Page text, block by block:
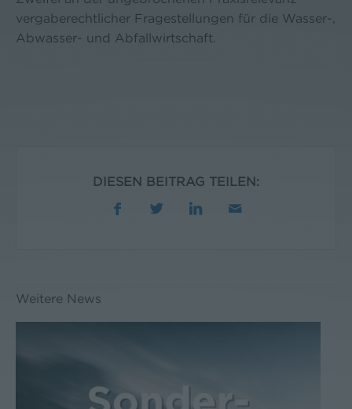
vergaberechtlicher Fragestellungen für die Wasser-,
Abwasser- und Abfallwirtschaft.
DIESEN BEITRAG TEILEN:
Weitere News